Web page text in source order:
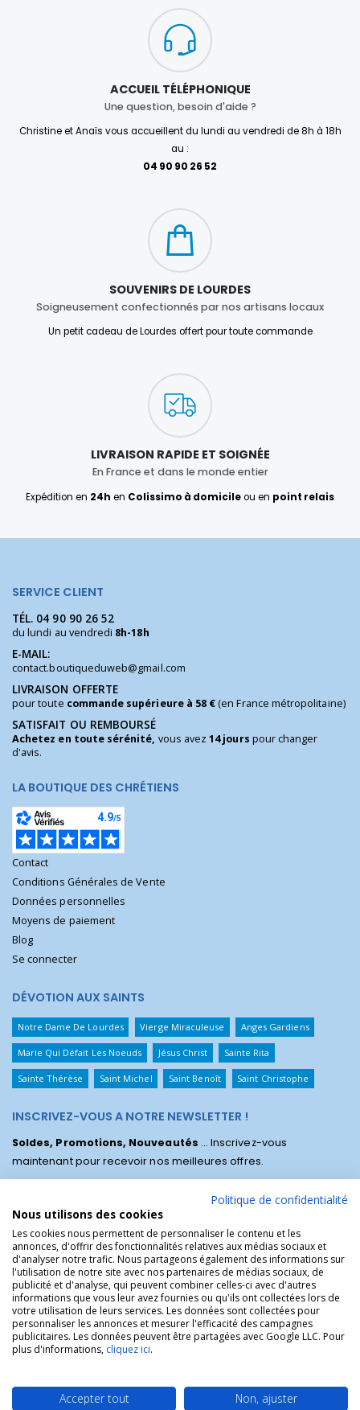
ACCUEIL TÉLÉPHONIQUE
Une question, besoin d'aide ?
Christine et Anaïs vous accueillent du lundi au vendredi de 8h à 18h
au :
04 90 90 26 52
SOUVENIRS DE LOURDES
Soigneusement confectionnés par nos artisans locaux
Un petit cadeau de Lourdes offert pour toute commande
LIVRAISON RAPIDE ET SOIGNÉE
En France et dans le monde entier
Expédition en 24h en Colissimo à domicileou en point relais
SERVICE CLIENT
TÉL. 04 90 90 26 52
du lundi au vendredi 8h-18h
E-MAIL:
contact.boutiqueduweb@gmail.com
LIVRAISON OFFERTE
pour toute commande supérieure à 58 €(en France métropolitaine)
SATISFAIT OU REMBOURSÉ
Achetez en toute sérénité, vous avez14 jours pour changer
d'avis.
LA BOUTIQUE DES CHRÉTIENS
Contact
Conditions Générales de Vente
Données personnelles
Moyens de paiement
Blog
Se connecter
DÉVOTION AUX SAINTS
Notre Dame De Lourdes Vierge Miraculeuse Anges Gardiens
Marie Qui Défait Les Noeuds Jésus Christ Sainte Rita
Sainte Thérèse Saint Michel Saint Benoît Saint Christophe
INSCRIVEZ-VOUS A NOTRE NEWSLETTER !
Soldes, Promotions, Nouveautés ... Inscrivez-vous
maintenant pour recevoir nos meilleures offres.
La Boutique des Chrétiens © | La boutique religieuse chrétienne de
référence !.
Politique de confidentialité
Nous utilisons des cookies
Les cookies nous permettent de personnaliser le contenu et les
annonces, d'offrir des fonctionnalités relatives aux médias sociaux et
d'analyser notre trafic. Nous partageons également des informations sur
l'utilisation de notre site avec nos partenaires de médias sociaux, de
publicité et d'analyse, qui peuvent combiner celles-ci avec d'autres
informations que vous leur avez fournies ou qu'ils ont collectées lors de
votre utilisation de leurs services. Les données sont collectées pour
personnaliser les annonces et mesurer l'efficacité des campagnes
publicitaires. Les données peuvent être partagées avec Google LLC. Pour
plus d'informations, cliquez ici.
Accepter tout Non, ajuster